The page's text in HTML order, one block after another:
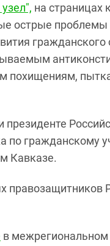
на страницах
острые проблемы
гражданского
похищениям,
президенте
по гражданскому
Кавказе.
правозащитников
в